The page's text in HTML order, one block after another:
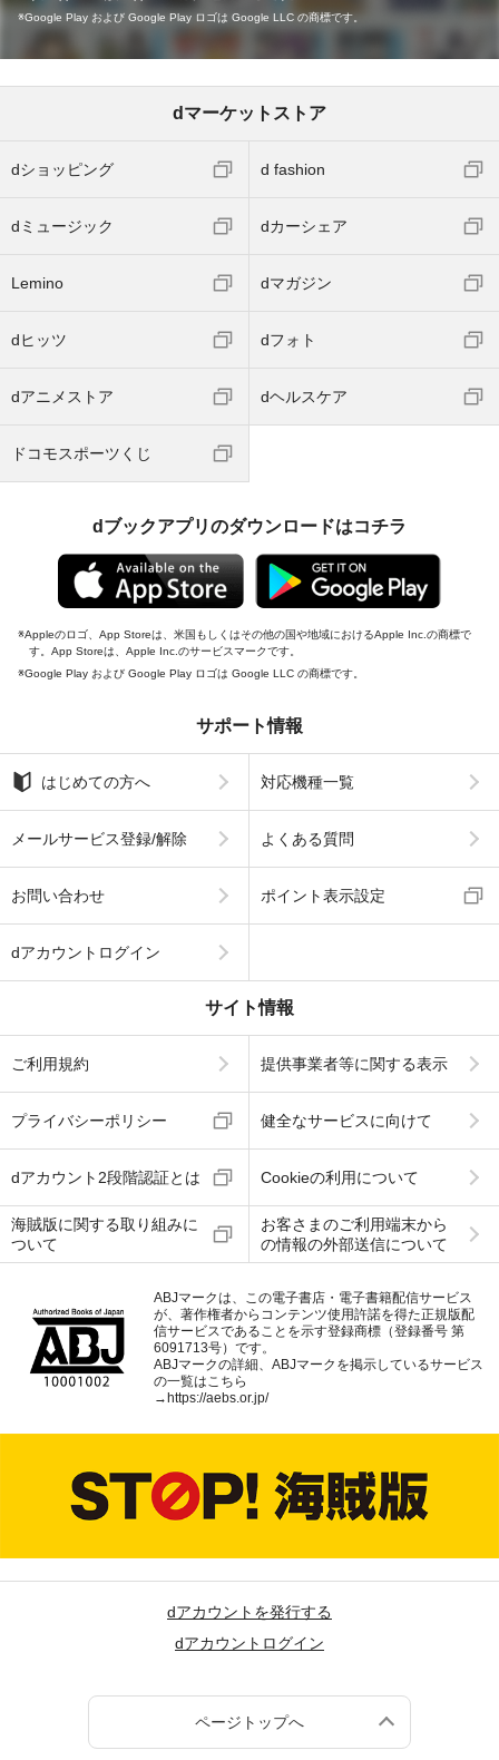
Google Play および Google Play ロゴは Google LLC の商標です。
dマーケットストア
dショッピング d fashion
dミュージック dカーシェア
Lemino dマガジン
dヒッツ dフォト
dアニメストア dヘルスケア
ドコモスポーツくじ
dブックアプリのダウンロードはコチラ
Appleのロゴ、App Storeは、米国もしくはその他の国や地域におけるApple Inc.の商標で
す。App Storeは、Apple Inc.のサービスマークです。
Google Play および Google Play ロゴは Google LLC の商標です。
サポート情報
はじめての方へ 対応機種一覧
メールサービス登録/解除 よくある質問
お問い合わせ ポイント表示設定
dアカウントログイン
サイト情報
ご利用規約 提供事業者等に関する表示
プライバシーポリシー 健全なサービスに向けて
dアカウント2段階認証とは Cookieの利用について
海賊版に関する取り組みに
ついて
お客さまのご利用端末から
の情報の外部送信について
ABJマークは、この電子書店・電子書籍配信サービス
が、著作権者からコンテンツ使用許諾を得た正規版配
信サービスであることを示す登録商標（登録番号 第
6091713号）です。
ABJマークの詳細、ABJマークを掲示しているサービス
の一覧はこちら
→https://aebs.or.jp/
dアカウントを発行する
dアカウントログイン
ページトップへ